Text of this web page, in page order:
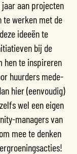
aan projecten
te werken met de
ideeën te
bij de
hen te inspireren
huurders mede-
hier (eenvoudig)
wel een eigen
managers van
mee te denken